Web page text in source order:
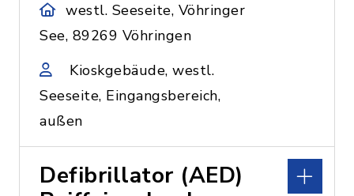
westl. Seeseite, Vöhringer
See, 89269 Vöhringen
Kioskgebäude, westl.
Seeseite, Eingangsbereich,
außen
Defibrillator (AED)